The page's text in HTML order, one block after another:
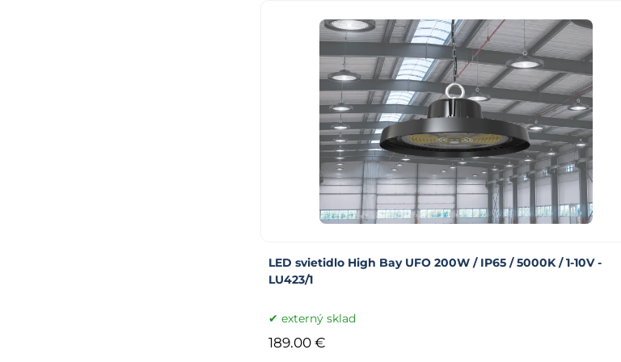
LED svietidlo High Bay UFO 200W / IP65 / 5000K / 1-10V -
LU423/1
externý sklad
189.00 €